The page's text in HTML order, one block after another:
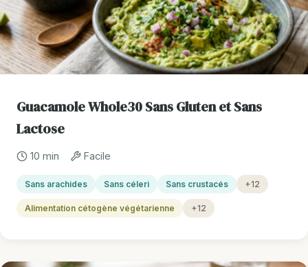
Guacamole Whole30 Sans Gluten et Sans
Lactose
10 min Facile
Sans arachides Sans céleri Sans crustacés +12
Alimentation cétogène végétarienne +12